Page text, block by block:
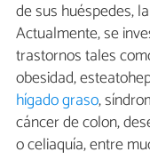
de sus huéspedes,
Actualmente, se
trastornos tales
obesidad,
hígado graso,
cáncer de colon,
o celiaquía, entre